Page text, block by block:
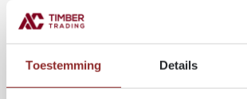
Toestemming Details
trempage
imprégnation
contrôle & certificats
Une offre complète pour des produits